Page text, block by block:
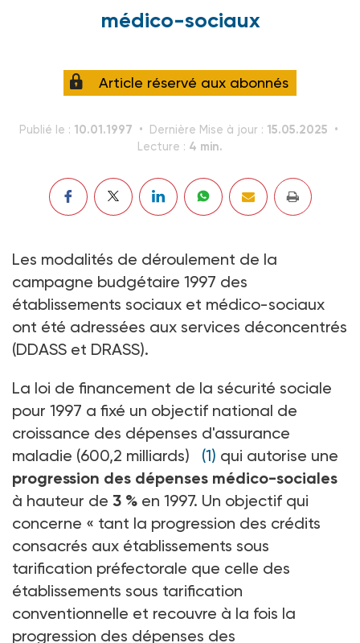
médico-sociaux
Article réservé aux abonnés
Publié le : 10.01.1997 Dernière Mise à jour : 15.05.2025
Lecture : 4 min.
Les modalités de déroulement de la
campagne budgétaire 1997 des
établissements sociaux et médico-sociaux
ont été adressées aux services déconcentrés
(DDASS et DRASS).
La loi de financement de la sécurité sociale
pour 1997 a fixé un objectif national de
croissance des dépenses d'assurance
maladie (600,2 milliards) (1) qui autorise une
progression des dépenses médico-sociales
à hauteur de 3 % en 1997. Un objectif qui
concerne « tant la progression des crédits
consacrés aux établissements sous
tarification préfectorale que celle des
établissements sous tarification
conventionnelle et recouvre à la fois la
progression des dépenses des